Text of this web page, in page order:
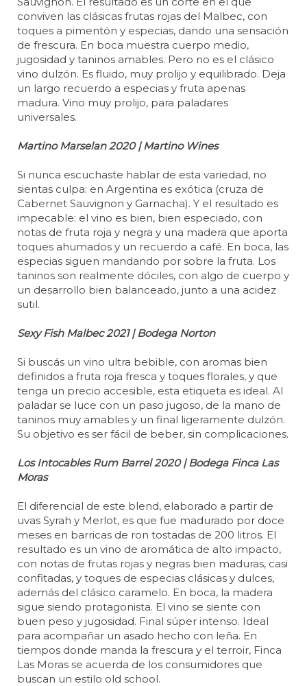
conviven las clásicas frutas rojas del Malbec, con
toques a pimentón y especias, dando una sensación
de frescura. En boca muestra cuerpo medio,
jugosidad y taninos amables. Pero no es el clásico
vino dulzón. Es fluido, muy prolijo y equilibrado. Deja
un largo recuerdo a especias y fruta apenas
madura. Vino muy prolijo, para paladares
universales.
Martino Marselan 2020 | Martino Wines
Si nunca escuchaste hablar de esta variedad, no
sientas culpa: en Argentina es exótica (cruza de
Cabernet Sauvignon y Garnacha). Y el resultado es
impecable: el vino es bien, bien especiado, con
notas de fruta roja y negra y una madera que aporta
toques ahumados y un recuerdo a café. En boca, las
especias siguen mandando por sobre la fruta. Los
taninos son realmente dóciles, con algo de cuerpo y
un desarrollo bien balanceado, junto a una acidez
sutil.
Sexy Fish Malbec 2021 | Bodega Norton
Si buscás un vino ultra bebible, con aromas bien
definidos a fruta roja fresca y toques florales, y que
tenga un precio accesible, esta etiqueta es ideal. Al
paladar se luce con un paso jugoso, de la mano de
taninos muy amables y un final ligeramente dulzón.
Su objetivo es ser fácil de beber, sin complicaciones.
Los Intocables Rum Barrel 2020 | Bodega Finca Las
Moras
El diferencial de este blend, elaborado a partir de
uvas Syrah y Merlot, es que fue madurado por doce
meses en barricas de ron tostadas de 200 litros. El
resultado es un vino de aromática de alto impacto,
con notas de frutas rojas y negras bien maduras, casi
confitadas, y toques de especias clásicas y dulces,
además del clásico caramelo. En boca, la madera
sigue siendo protagonista. El vino se siente con
buen peso y jugosidad. Final súper intenso. Ideal
para acompañar un asado hecho con leña. En
tiempos donde manda la frescura y el terroir, Finca
Las Moras se acuerda de los consumidores que
buscan un estilo old school.